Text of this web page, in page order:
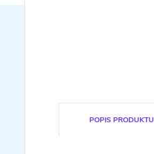
POPIS PRODUKTU